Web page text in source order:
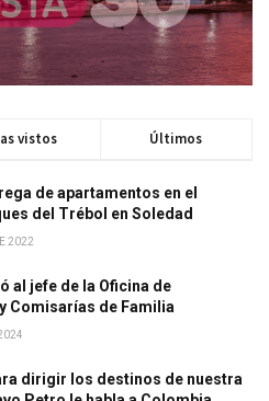
vistos Últimos
de apartamentos en el
del Trébol en Soledad
2022
al jefe de la Oficina de
Comisarías de Familia
dirigir los destinos de nuestra